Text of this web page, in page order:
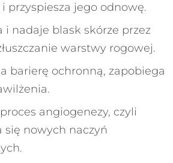
przyspiesza jego odnowę.
i nadaje blask skórze przez
warstwy rogowej.
barierę ochronną, zapobiega
angiogenezy, czyli
się nowych naczyń